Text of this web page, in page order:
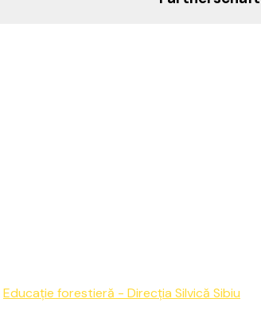
Educație forestieră - Direcția Silvică Sibiu